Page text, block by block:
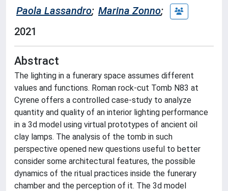
Paola Lassandro; Marina Zonno;
2021
Abstract
The lighting in a funerary space assumes different
values and functions. Roman rock-cut Tomb N83 at
Cyrene offers a controlled case-study to analyze
quantity and quality of an interior lighting performance
in a 3d model using virtual prototypes of ancient oil
clay lamps. The analysis of the tomb in such
perspective opened new questions useful to better
consider some architectural features, the possible
dynamics of the ritual practices inside the funerary
chamber and the perception of it. The 3d model